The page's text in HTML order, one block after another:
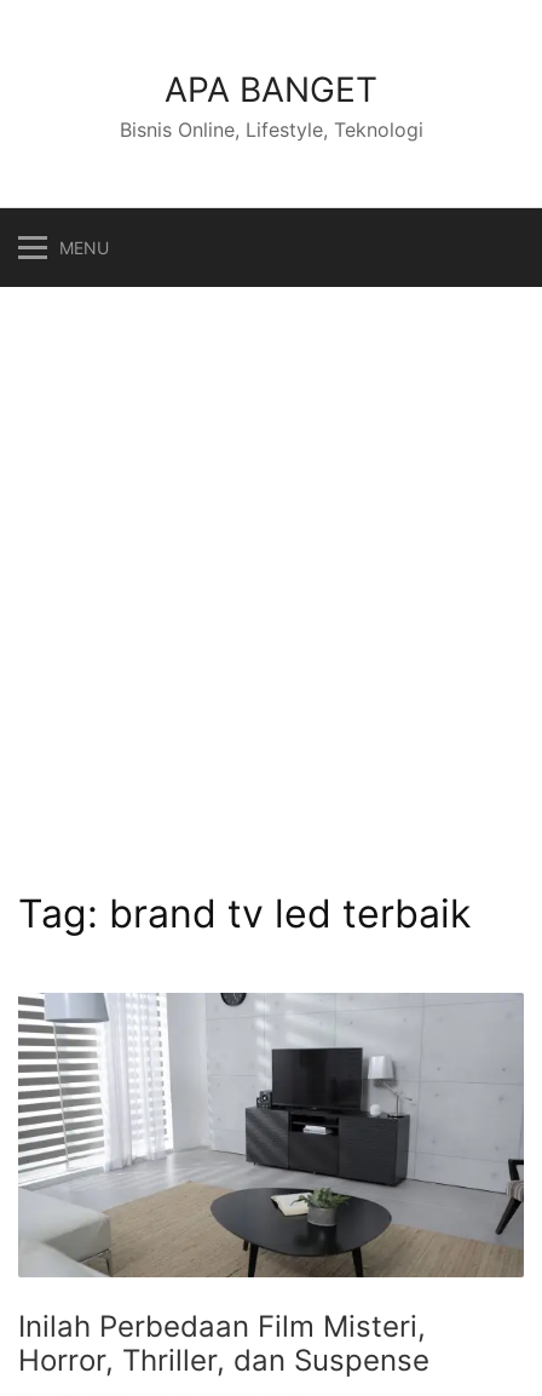
APA BANGET
Bisnis Online, Lifestyle, Teknologi
MENU
Tag: brand tv led terbaik
Inilah Perbedaan Film Misteri,
Horror, Thriller, dan Suspense